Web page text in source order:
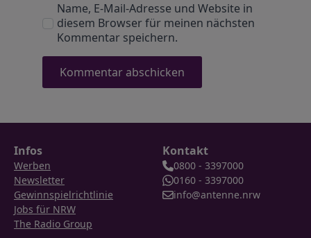
Name, E-Mail-Adresse und Website in
diesem Browser für meinen nächsten
Kommentar speichern.
Infos
Werben
Newsletter
Gewinnspielrichtlinie
Jobs für NRW
The Radio Group
Kontakt
0800 - 3397000
0160 - 3397000
info@antenne.nrw